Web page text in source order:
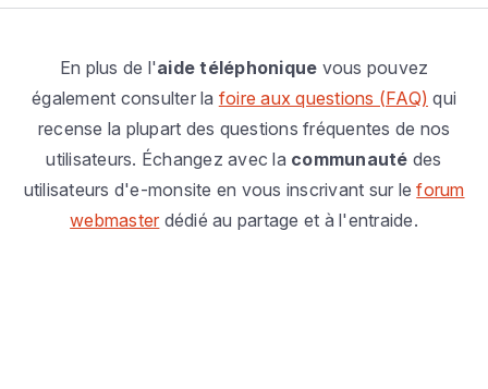
En plus de l'aide téléphonique vous pouvez
également consulter la foire aux questions (FAQ) qui
recense la plupart des questions fréquentes de nos
utilisateurs. Échangez avec la communauté des
utilisateurs d'e-monsite en vous inscrivant sur leforum
webmaster dédié au partage et à l'entraide.